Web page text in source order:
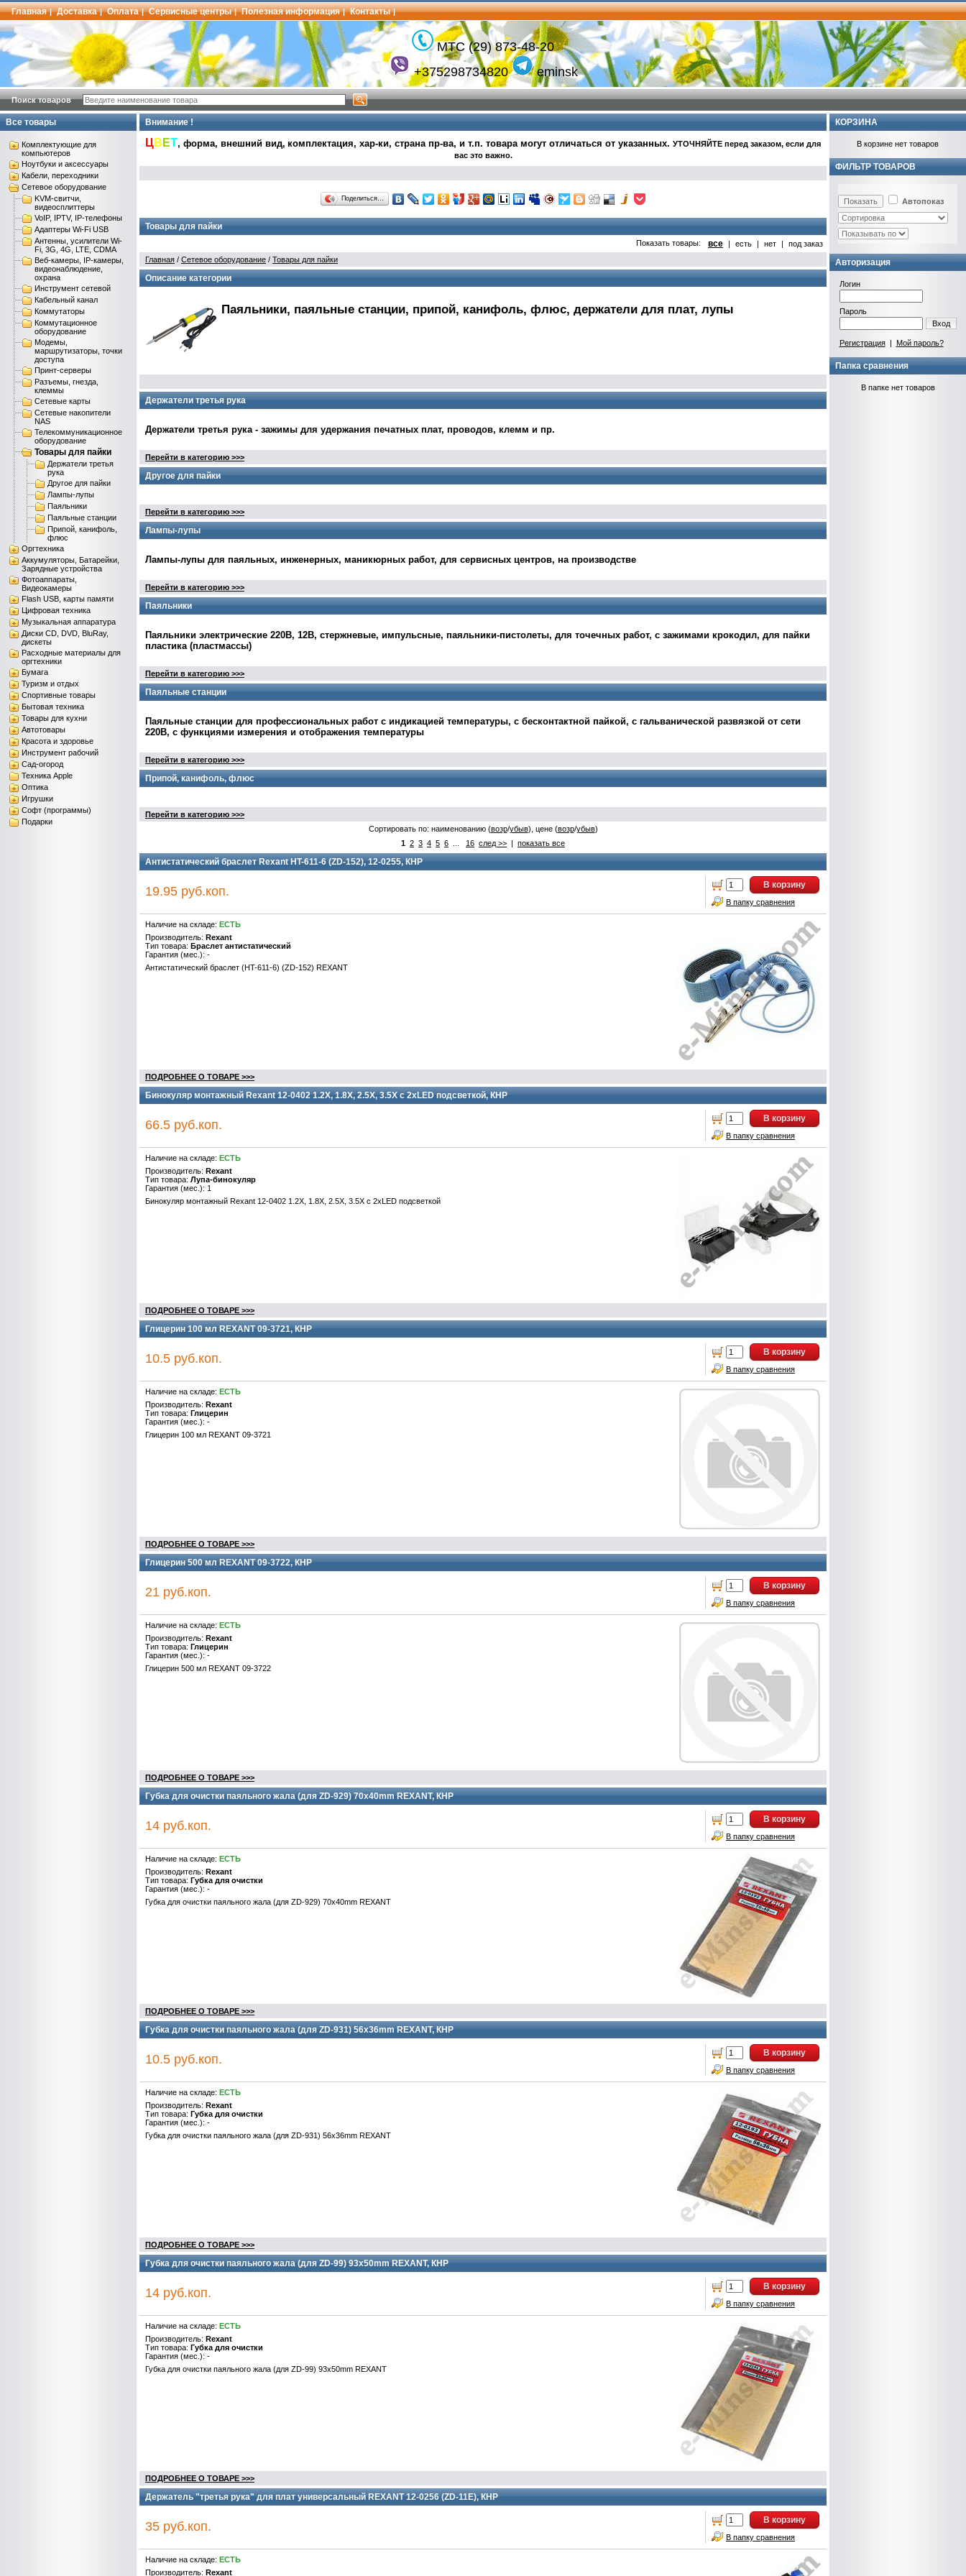
Главная | Доставка | Оплата | Сервисные центры | Полезная информация | Контакты |
МТС (29) 873-48-20
+375298734820
eminsk
Поиск товаров
Все товары
Комплектующие для
компьютеров
Ноутбуки и аксессуары
Кабели, переходники
Сетевое оборудование
KVM-свитчи,
видеосплиттеры
VoIP, IPTV, IP-телефоны
Адаптеры Wi-Fi USB
Антенны, усилители Wi-
Fi, 3G, 4G, LTE, CDMA
Веб-камеры, IP-камеры,
видеонаблюдение,
охрана
Инструмент сетевой
Кабельный канал
Коммутаторы
Коммутационное
оборудование
Модемы,
маршрутизаторы, точки
доступа
Принт-серверы
Разъемы, гнезда,
клеммы
Сетевые карты
Сетевые накопители
NAS
Телекоммуникационное
оборудование
Товары для пайки
Держатели третья
рука
Другое для пайки
Лампы-лупы
Паяльники
Паяльные станции
Припой, канифоль,
флюс
Оргтехника
Аккумуляторы, Батарейки,
Зарядные устройства
Фотоаппараты,
Видеокамеры
Flash USB, карты памяти
Цифровая техника
Музыкальная аппаратура
Диски CD, DVD, BluRay,
дискеты
Расходные материалы для
оргтехники
Бумага
Туризм и отдых
Спортивные товары
Бытовая техника
Товары для кухни
Автотовары
Красота и здоровье
Инструмент рабочий
Сад-огород
Техника Apple
Оптика
Игрушки
Софт (программы)
Подарки
Внимание !
ЦВ ЕТ, форма, внешний вид, комплектация, хар-ки, страна пр-ва, и т.п. товара могут отличаться от указанных. УТОЧНЯЙТЕ перед заказом, если для
вас это важно.
Поделиться…
Товары для пайки
Показать товары: все | есть | нет |
под заказ
Главная / Сетевое оборудование / Товары для пайки
Описание категории
Паяльники, паяльные станции, припой, канифоль, флюс, держатели для плат, лупы
Держатели третья рука
Держатели третья рука - зажимы для удержания печатных плат, проводов, клемм и пр.
Перейти в категорию >>>
Другое для пайки
Перейти в категорию >>>
Лампы-лупы
Лампы-лупы для паяльных, инженерных, маникюрных работ, для сервисных центров, на производстве
Перейти в категорию >>>
Паяльники
Паяльники электрические 220В, 12В, стержневые, импульсные, паяльники-пистолеты, для точечных работ, с зажимами крокодил, для пайки
пластика (пластмассы)
Перейти в категорию >>>
Паяльные станции
Паяльные станции для профессиональных работ с индикацией температуры, с бесконтактной пайкой, с гальванической развязкой от сети
220В, с функциями измерения и отображения температуры
Перейти в категорию >>>
Припой, канифоль, флюс
Перейти в категорию >>>
Сортировать по: наименованию (возр/убыв), цене (возр/убыв)
1 2 3 4 5 6 16 след >> | показать все
Антистатический браслет Rexant HT-611-6 (ZD-152), 12-0255, КНР
19.95 руб.коп. В корзину
В папку сравнения
Наличие на складе: ЕСТЬ
Производитель: Rexant
Тип товара: Браслет антистатический
Гарантия (мес.): -
Антистатический браслет (HT-611-6) (ZD-152) REXANT
ПОДРОБНЕЕ О ТОВАРЕ >>>
Бинокуляр монтажный Rexant 12-0402 1.2X, 1.8X, 2.5X, 3.5X с 2хLED подсветкой, КНР
66.5 руб.коп. В корзину
В папку сравнения
Наличие на складе: ЕСТЬ
Производитель: Rexant
Тип товара: Лупа-бинокуляр
Гарантия (мес.): 1
Бинокуляр монтажный Rexant 12-0402 1.2X, 1.8X, 2.5X, 3.5X с 2хLED подсветкой
ПОДРОБНЕЕ О ТОВАРЕ >>>
Глицерин 100 мл REXANT 09-3721, КНР
10.5 руб.коп. В корзину
В папку сравнения
Наличие на складе: ЕСТЬ
Производитель: Rexant
Тип товара: Глицерин
Гарантия (мес.): -
Глицерин 100 мл REXANT 09-3721
ПОДРОБНЕЕ О ТОВАРЕ >>>
Глицерин 500 мл REXANT 09-3722, КНР
21 руб.коп. В корзину
В папку сравнения
Наличие на складе: ЕСТЬ
Производитель: Rexant
Тип товара: Глицерин
Гарантия (мес.): -
Глицерин 500 мл REXANT 09-3722
ПОДРОБНЕЕ О ТОВАРЕ >>>
Губка для очистки паяльного жала (для ZD-929) 70x40mm REXANT, КНР
14 руб.коп. В корзину
В папку сравнения
Наличие на складе: ЕСТЬ
Производитель: Rexant
Тип товара: Губка для очистки
Гарантия (мес.): -
Губка для очистки паяльного жала (для ZD-929) 70x40mm REXANT
ПОДРОБНЕЕ О ТОВАРЕ >>>
Губка для очистки паяльного жала (для ZD-931) 56x36mm REXANT, КНР
10.5 руб.коп. В корзину
В папку сравнения
Наличие на складе: ЕСТЬ
Производитель: Rexant
Тип товара: Губка для очистки
Гарантия (мес.): -
Губка для очистки паяльного жала (для ZD-931) 56x36mm REXANT
ПОДРОБНЕЕ О ТОВАРЕ >>>
Губка для очистки паяльного жала (для ZD-99) 93x50mm REXANT, КНР
14 руб.коп. В корзину
В папку сравнения
Наличие на складе: ЕСТЬ
Производитель: Rexant
Тип товара: Губка для очистки
Гарантия (мес.): -
Губка для очистки паяльного жала (для ZD-99) 93x50mm REXANT
ПОДРОБНЕЕ О ТОВАРЕ >>>
Держатель "третья рука" для плат универсальный REXANT 12-0256 (ZD-11Е), КНР
35 руб.коп. В корзину
В папку сравнения
Наличие на складе: ЕСТЬ
Производитель: Rexant
КОРЗИНА
В корзине нет товаров
ФИЛЬТР ТОВАРОВ
Автопоказ
Авторизация
Логин
Пароль
Вход
Регистрация| Мой пароль?
Папка сравнения
В папке нет товаров